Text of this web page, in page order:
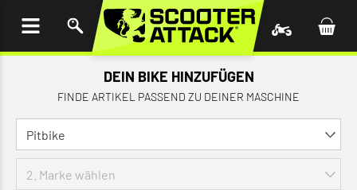
DEIN BIKE HINZUFÜGEN
FINDE ARTIKEL PASSEND ZU DEINER MASCHINE